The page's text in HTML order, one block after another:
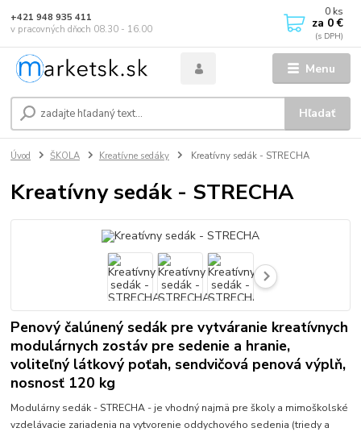
Menu
Hľadať
+421 948 935 411
v pracovných dňoch 08.30 - 16.00
0 ks
za 0 €
Úvod ŠKOLA Kreatívne sedáky Kreatívny sedák - STRECHA
Kreatívny sedák - STRECHA
Penový čalúnený sedák pre vytváranie kreatívnych
modulárnych zostáv pre sedenie a hranie,
voliteľný látkový poťah, sendvičová penová výplň,
nosnosť 120 kg
Modulárny sedák - STRECHA - je vhodný najmä pre školy a mimoškolské
vzdelávacie zariadenia na vytvorenie oddychového sedenia (triedy a